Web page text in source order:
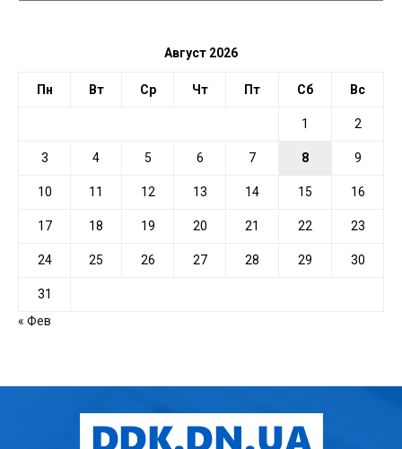
Август 2026
Пн Вт Ср Чт Пт Сб Вс
1 2
3 4 5 6 7 8 9
10 11 12 13 14 15 16
17 18 19 20 21 22 23
24 25 26 27 28 29 30
31
« Фев